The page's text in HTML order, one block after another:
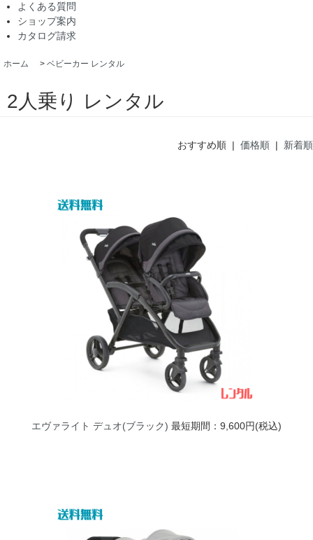
よくある質問
ショップ案内
カタログ請求
ホーム > ベビーカー レンタル
2人乗り レンタル
おすすめ順 | 価格順 | 新着順
エヴァライト デュオ(ブラック) 最短期間：9,600円(税込)